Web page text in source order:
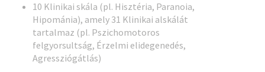
10 Klinikai skála (pl. Hisztéria, Paranoia,
Hipománia), amely 31 Klinikai alskálát
tartalmaz (pl. Pszichomotoros
felgyorsultság, Érzelmi elidegenedés,
Agressziógátlás)